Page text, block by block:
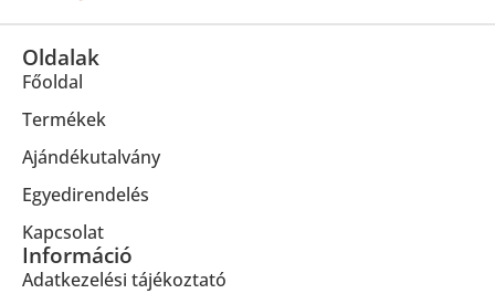
Oldalak
Főoldal
Termékek
Ajándékutalvány
Egyedirendelés
Kapcsolat
Információ
Adatkezelési tájékoztató